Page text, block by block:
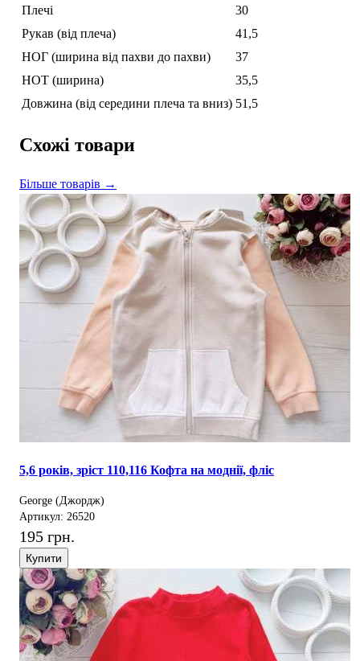
Плечі
30
Рукав (від плеча)
41,5
НОГ (ширина від пахви до пахви)
37
НОТ (ширина)
35,5
Довжина (від середини плеча та вниз) 51,5
Схожі товари
Більше товарів →
5,6 років, зріст 110,116 Кофта на моднії, фліс
George (Джордж)
Артикул: 26520
195 грн.
Купити